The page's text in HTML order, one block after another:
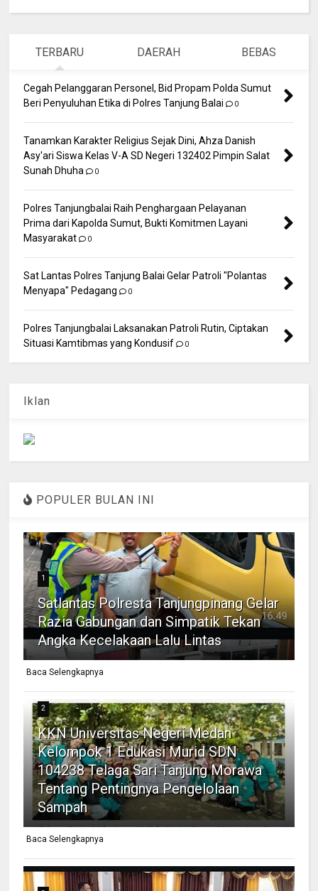
TERBARU DAERAH BEBAS
Cegah Pelanggaran Personel, Bid Propam Polda Sumut
Beri Penyuluhan Etika di Polres Tanjung Balai
0
Tanamkan Karakter Religius Sejak Dini, Ahza Danish
Asy'ari Siswa Kelas V-A SD Negeri 132402 Pimpin Salat
Sunah Dhuha
0
Polres Tanjungbalai Raih Penghargaan Pelayanan
Prima dari Kapolda Sumut, Bukti Komitmen Layani
Masyarakat
0
Sat Lantas Polres Tanjung Balai Gelar Patroli "Polantas
Menyapa" Pedagang
0
Polres Tanjungbalai Laksanakan Patroli Rutin, Ciptakan
Situasi Kamtibmas yang Kondusif
0
Iklan
POPULER BULAN INI
1
Satlantas Polresta Tanjungpinang Gelar
Razia Gabungan dan Simpatik Tekan
Angka Kecelakaan Lalu Lintas
Baca Selengkapnya
2
KKN Universitas Negeri Medan
Kelompok 1 Edukasi Murid SDN
104238 Telaga Sari Tanjung Morawa
Tentang Pentingnya Pengelolaan
Sampah
Baca Selengkapnya